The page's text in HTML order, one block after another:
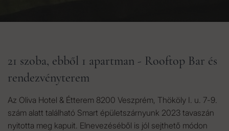
21 szoba, ebből 1 apartman - Rooftop Bar és
rendezvényterem
Az Oliva Hotel & Étterem 8200 Veszprém, Thököly I. u. 7-9.
szám alatt található Smart épületszárnyunk 2023 tavaszán
nyitotta meg kapuit. Elnevezéséből is jól sejthető módon